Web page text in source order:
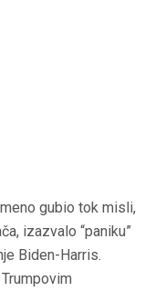
gubio tok misli,
izazvalo “paniku”
Biden-Harris.